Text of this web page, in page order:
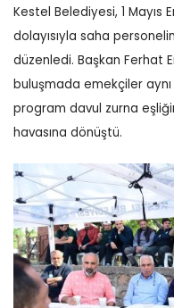
Kestel Belediyesi, 1 Mayıs
dolayısıyla saha
düzenledi. Başkan Ferhat
buluşmada emekçiler
program davul zurna
havasına dönüştü.